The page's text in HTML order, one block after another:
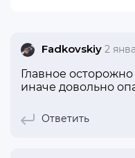
Fadkovskiy 2
Главное
иначе довольно
Ответить